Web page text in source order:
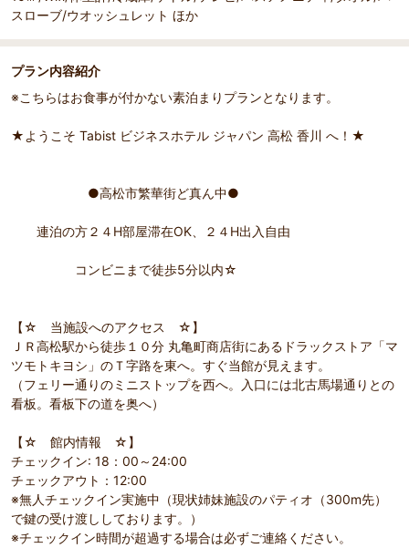
スローブ/ウオッシュレット ほか
プラン内容紹介
※こちらはお食事が付かない素泊まりプランとなります。
★ようこそ Tabist ビジネスホテル ジャパン 高松 香川 へ！★
●高松市繁華街ど真ん中●
連泊の方２４H部屋滞在OK、２４H出入自由
コンビニまで徒歩5分以内☆
【☆ 当施設へのアクセス ☆】
ＪＲ高松駅から徒歩１０分 丸亀町商店街にあるドラックストア「マ
ツモトキヨシ」のＴ字路を東へ。すぐ当館が見えます。
（フェリー通りのミニストップを西へ。入口には北古馬場通りとの
看板。看板下の道を奥へ）
【☆ 館内情報 ☆】
チェックイン: 18：00～24:00
チェックアウト：12:00
※無人チェックイン実施中（現状姉妹施設のパティオ（300m先）
で鍵の受け渡ししております。）
※チェックイン時間が超過する場合は必ずご連絡ください。
セミダブルルーム